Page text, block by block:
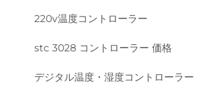
220v温度コントローラー
stc 3028 コントローラー 価格
デジタル温度・湿度コントローラー